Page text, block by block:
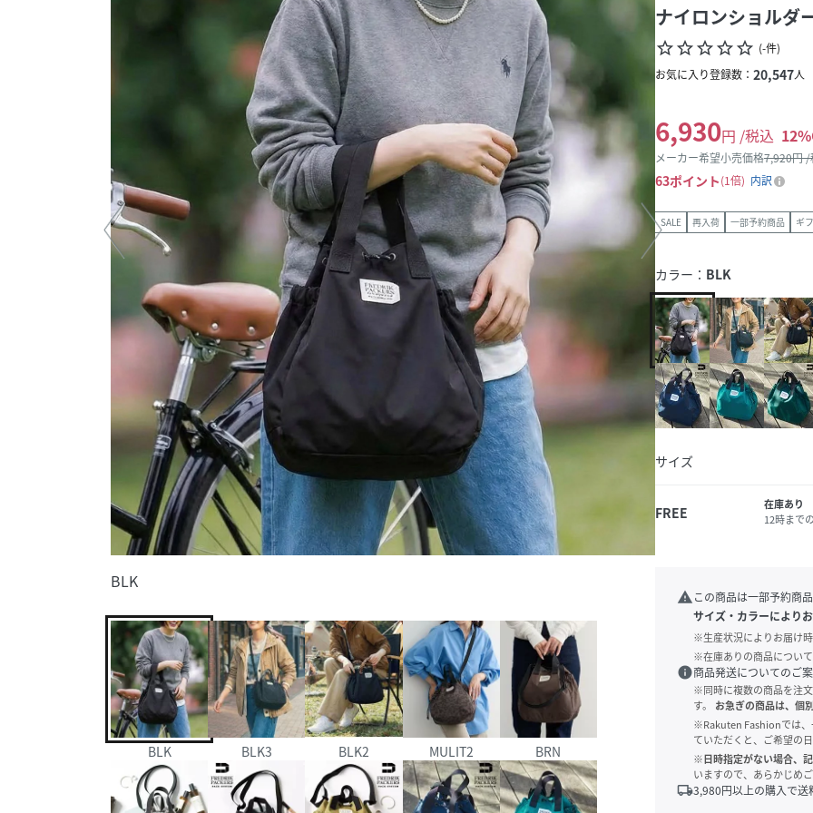
BLK
BLK BLK3 BLK2 MULIT2 BRN
ナイロンショルダ
star_borderstar_borderstar_borderstar_borderstar_border (-件)
お気に入り登録数： 20,547人
6,930円 /税込 12
メーカー希望小売価格7,920円 /
63ポイント 1倍 内訳
SALE 再入荷 一部予約商品 ギ
カラー： BLK
サイズ
FREE
在庫あり
12時まで
warning この商品は一部予約商
サイズ・カラーにより
※生産状況によりお届け
※在庫ありの商品につい
info商品発送についてのご
※同時に複数の商品を注
す。
お急ぎの商品は、個
※Rakuten Fashionでは、
ていただくと、ご希望の
※日時指定がない場合、
いますので、あらかじめ
local_shipping3,980円以上の購入で送